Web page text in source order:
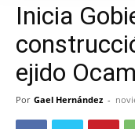
Inicia
ejido
Por Gael Hernández -